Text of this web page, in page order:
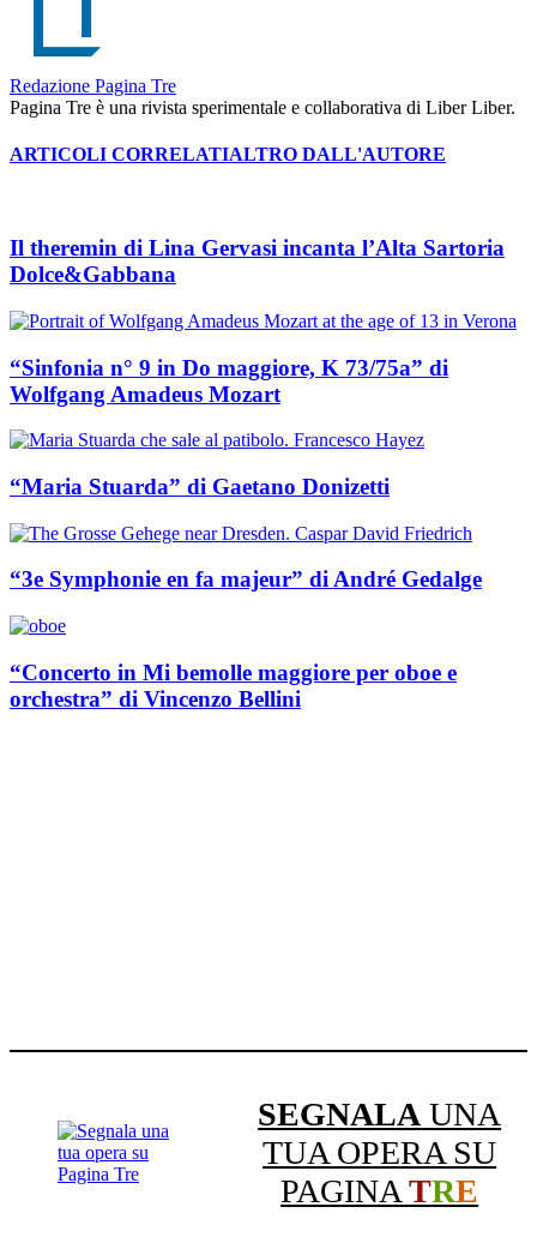
Redazione Pagina Tre
Pagina Tre è una rivista sperimentale e collaborativa di Liber Liber.
ARTICOLI CORRELATIALTRO DALL'AUTORE
Il theremin di Lina Gervasi incanta l’Alta Sartoria
Dolce&Gabbana
“Sinfonia n° 9 in Do maggiore, K 73/75a” di
Wolfgang Amadeus Mozart
“Maria Stuarda” di Gaetano Donizetti
“3e Symphonie en fa majeur” di André Gedalge
“Concerto in Mi bemolle maggiore per oboe e
orchestra” di Vincenzo Bellini
SEGNALA UNA
TUA OPERA SU
PAGINATRE